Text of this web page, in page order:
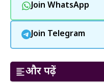
Join WhatsApp
Join Telegram
और पढ़ें